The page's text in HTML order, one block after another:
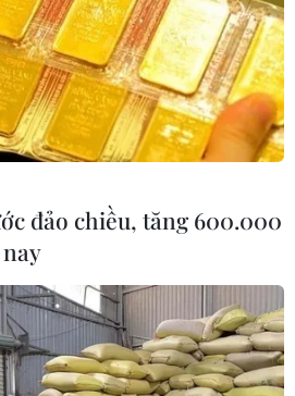
Âu
#Lamine Yamal
#EURO 2024
đảo chiều, tăng 600.000